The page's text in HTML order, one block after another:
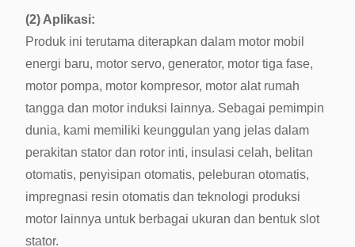
Max. Transfer jarak
jauh
Diameter bingkai Φ20-Φ120mm
Sumber Daya listrik
220V, fase tunggal, 50 /
60Hz, 1.5kW
Berat mesin Sekitar 1000kg
Dimensi mesin
(2) Aplikasi:
Produk ini terutama diterapkan dalam motor mobil
energi baru, motor servo, generator, motor tiga fase,
motor pompa, motor kompresor, motor alat rumah
tangga dan motor induksi lainnya. Sebagai pemimpin
dunia, kami memiliki keunggulan yang jelas dalam
perakitan stator dan rotor inti, insulasi celah, belitan
otomatis, penyisipan otomatis, peleburan otomatis,
impregnasi resin otomatis dan teknologi produksi
motor lainnya untuk berbagai ukuran dan bentuk slot
stator.